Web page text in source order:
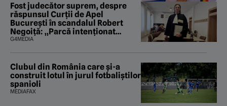
Fost judecător suprem, despre
răspunsul Curții de Apel
București în scandalul Robert
Negoiță: „Parcă intenționat
urmăresc să saboteze și ultima
G4MEDIA
Clubul din România care și-a
construit lotul în jurul fotbaliștilor
spanioli
MEDIAFAX